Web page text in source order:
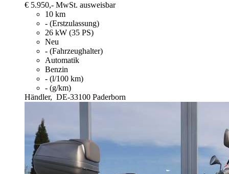
€ 5.950,- MwSt. ausweisbar
10 km
- (Erstzulassung)
26 kW (35 PS)
Neu
- (Fahrzeughalter)
Automatik
Benzin
- (l/100 km)
- (g/km)
Händler, DE-33100 Paderborn